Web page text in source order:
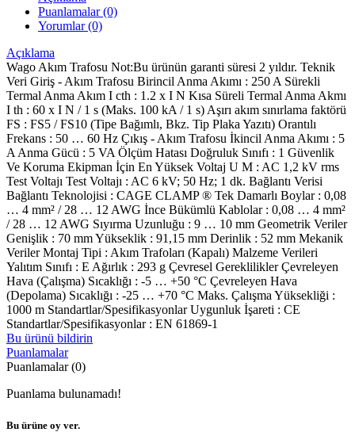
Puanlamalar (0)
Yorumlar (0)
Açıklama
Wago Akım Trafosu Not:Bu ürünün garanti süresi 2 yıldır. Teknik
Veri Giriş - Akım Trafosu Birincil Anma Akımı : 250 A Sürekli
Termal Anma Akım I cth : 1.2 x I N Kısa Süreli Termal Anma Akmı
I th : 60 x I N / 1 s (Maks. 100 kA / 1 s) Aşırı akım sınırlama faktörü
FS : FS5 / FS10 (Tipe Bağımlı, Bkz. Tip Plaka Yazıtı) Orantılı
Frekans : 50 … 60 Hz Çıkış - Akım Trafosu İkincil Anma Akımı : 5
A Anma Gücü : 5 VA Ölçüm Hatası Doğruluk Sınıfı : 1 Güvenlik
Ve Koruma Ekipman İçin En Yüksek Voltaj U M : AC 1,2 kV rms
Test Voltajı Test Voltajı : AC 6 kV; 50 Hz; 1 dk. Bağlantı Verisi
Bağlantı Teknolojisi : CAGE CLAMP ® Tek Damarlı Boylar : 0,08
… 4 mm² / 28 … 12 AWG İnce Bükümlü Kablolar : 0,08 … 4 mm²
/ 28 … 12 AWG Sıyırma Uzunluğu : 9 … 10 mm Geometrik Veriler
Genişlik : 70 mm Yükseklik : 91,15 mm Derinlik : 52 mm Mekanik
Veriler Montaj Tipi : Akım Trafoları (Kapalı) Malzeme Verileri
Yalıtım Sınıfı : E Ağırlık : 293 g Çevresel Gereklilikler Çevreleyen
Hava (Çalışma) Sıcaklığı : -5 … +50 °C Çevreleyen Hava
(Depolama) Sıcaklığı : -25 … +70 °C Maks. Çalışma Yüksekliği :
1000 m Standartlar/Spesifikasyonlar Uygunluk İşareti : CE
Standartlar/Spesifikasyonlar : EN 61869-1
Bu ürünü bildirin
Puanlamalar
Puanlamalar (0)
Puanlama bulunamadı!
Bu ürüne oy ver.